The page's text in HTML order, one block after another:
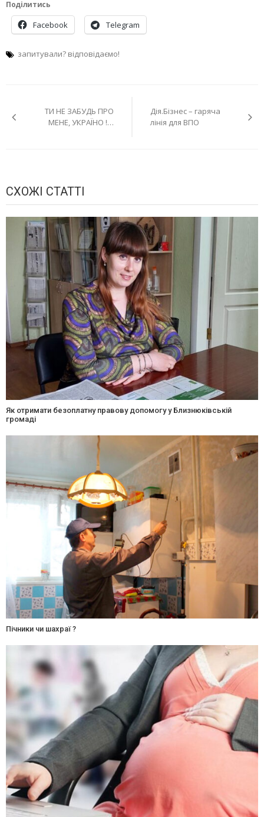
Поділитись
Facebook Telegram
запитували? відповідаємо!
записів
ТИ НЕ ЗАБУДЬ ПРО
МЕНЕ, УКРАЇНО !…
Дія.Бізнес – гаряча
лінія для ВПО
СХОЖІ СТАТТІ
Як отримати безоплатну правову допомогу у Близнюківській
громаді
Пічники чи шахраї ?